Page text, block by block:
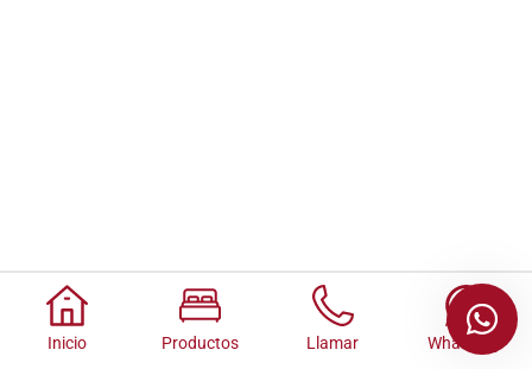
Inicio Productos Llamar Whatsapp